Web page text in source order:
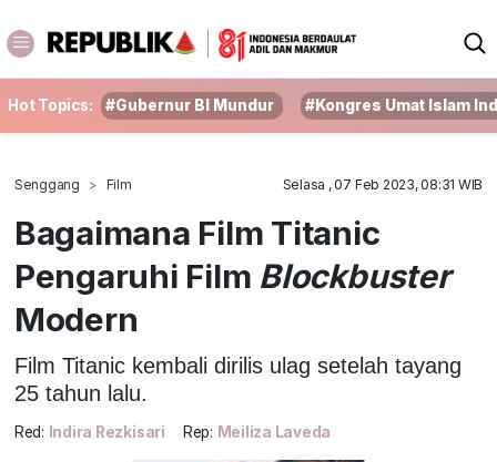
Hot Topics: #Gubernur BI Mundur #Kongres Umat Islam
Senggang Film Selasa , 07 Feb 2023, 08:31 WIB
Bagaimana Film Titanic
Pengaruhi Film Blockbuster
Modern
Film Titanic kembali dirilis ulag setelah tayang
25 tahun lalu.
Red: Indira Rezkisari Rep: Meiliza Laveda